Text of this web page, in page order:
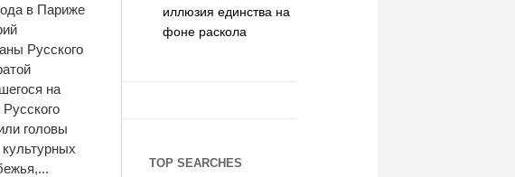
в Париже
Русского
на
головы
иллюзия единства на
фоне раскола
TOP SEARCHES